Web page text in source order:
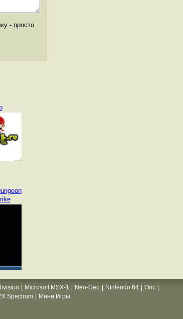
- просто
Microsoft MSX-1 Neo-Geo Nintendo 64 Oric
Spectrum
Мини Игры